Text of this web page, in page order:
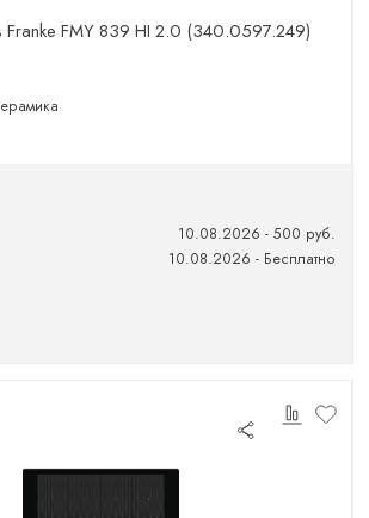
Franke FMY 839 HI 2.0 (340.0597.249)
10.08.2026 - 500 руб.
10.08.2026 - Бесплатно